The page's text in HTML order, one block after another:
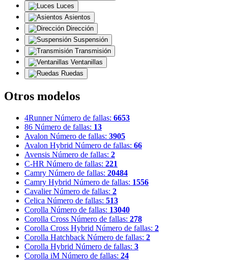
Luces
Asientos
Dirección
Suspensión
Transmisión
Ventanillas
Ruedas
Otros modelos
4Runner Número de fallas: 6653
86 Número de fallas: 13
Avalon Número de fallas: 3905
Avalon Hybrid Número de fallas: 66
Avensis Número de fallas: 2
C-HR Número de fallas: 221
Camry Número de fallas: 20484
Camry Hybrid Número de fallas: 1556
Cavalier Número de fallas: 2
Celica Número de fallas: 513
Corolla Número de fallas: 13040
Corolla Cross Número de fallas: 278
Corolla Cross Hybrid Número de fallas: 2
Corolla Hatchback Número de fallas: 2
Corolla Hybrid Número de fallas: 3
Corolla iM Número de fallas: 24